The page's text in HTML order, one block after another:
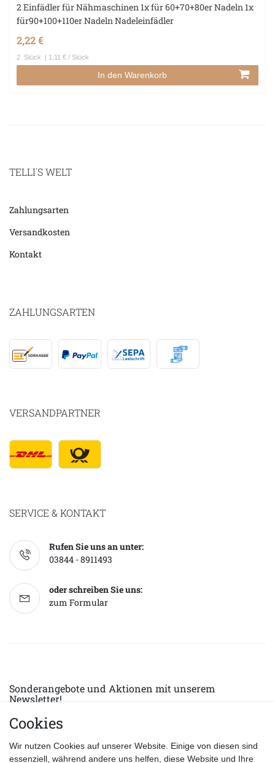
2 Einfädler für Nähmaschinen 1x für 60+70+80er Nadeln 1x
für90+100+110er Nadeln Nadeleinfädler
2,22 €
2 Stück | 1,11 € / Stück
In den Warenkorb
TELLI´S WELT
Zahlungsarten
Versandkosten
Kontakt
ZAHLUNGSARTEN
VERSANDPARTNER
SERVICE & KONTAKT
Rufen Sie uns an unter:
03844 - 8911493
oder schreiben Sie uns:
zum Formular
Sonderangebote und Aktionen mit unserem
Newsletter!
E-MAIL *
Datenschutzerklärung
Cookies
Wir nutzen Cookies auf unserer Website. Einige von diesen sind
essenziell, während andere uns helfen, diese Website und Ihre